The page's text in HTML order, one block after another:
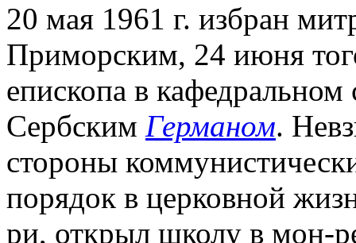
20 мая 1961 г. избран
Приморским, 24 июня
епископа в
Сербским Германом.
стороны
порядок в церковной
ри, открыл школу в мон-